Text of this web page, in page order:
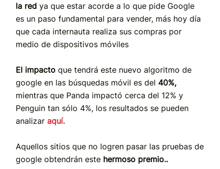
la red ya que estar acorde a lo que pide Google
es un paso fundamental para vender, más hoy día
que cada internauta realiza sus compras por
medio de dispositivos móviles
El impacto que tendrá este nuevo algoritmo de
google en las búsquedas móvil es del 40%,
mientras que Panda impactó cerca del 12% y
Penguin tan sólo 4%, los resultados se pueden
analizar aquí.
Aquellos sitios que no logren pasar las pruebas de
google obtendrán este hermoso premio..